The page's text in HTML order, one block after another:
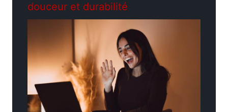
douceur et durabilité